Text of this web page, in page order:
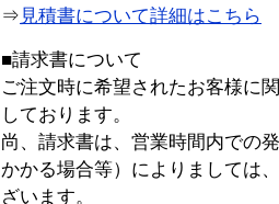
⇒ 見積書について詳細はこちら
■請求書について
ご注文時に希望されたお客様に
しております。
尚、請求書は、営業時間内での
かかる場合等）によりましては
ざいます。